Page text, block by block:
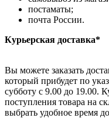
постаматы;
почта России.
Курьерская доставка*
Вы можете заказать
который прибудет по
субботу с 9.00 до 19.00.
поступления товара на
выбрать удобное время